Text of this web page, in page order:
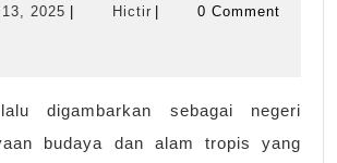
dan
Indonesia
2025 Desember
HictirHictir
0 Comment
digambarkan sebagai negeri
budaya dan alam tropis yang